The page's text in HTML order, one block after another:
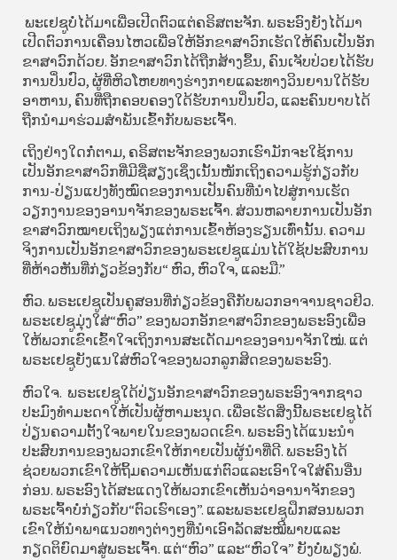
ພະເຢຊູບໍ່ໄດ້ມາເພື່ອເປີດຕົວແຕ່ຄຣິສຕະຈັກ. ພຣະອົງຍັງໄດ້ມາ
ເປີດຕົວການເຄື່ອນໄຫວເພື່ອໃຫ້ອັກຂາສາວົກເຮັດໃຫ້ຄົນເປັນອັກ
ຂາສາວົກດ້ວຍ. ອັກຂາສາວົກໄດ້ຖືກສ້າງຂຶ້ນ, ຄົນເຈັບປ່ວຍໄດ້ຮັບ
ການປິ່ນປົວ, ຜູ້ທີ່ຫິວໂຫຍທາງຮ່າງກາຍແລະທາງວິນຍານໃດ້ຮັບ
ອາຫານ, ຄົນທີ່ຖືກຄອບຄອງໃດ້ຮັບການປິ່ນປົວ, ແລະຄົນບາບໄດ້
ຖືກນຳມາຮ່ວມສຳພັນເຂົ້າກັບພຣະເຈົ້າ.
ເຖິງຢ່າງໃດກໍ່ຕາມ, ຄຣິສຕະຈັກຂອງພວກເຮົາມັກຈະໃຊ້ການ
ເປັນອັກຂາສາວົກທີ່ມີຊື່ສຽງເຊິ່ງເນັ້ນໜັກເຖິງຄວາມຮູ້ກ່ຽວກັບ
ການ-ປ່ຽນແປງທັງໝົດຂອງການເປັນຄົນທີ່ນຳໄປສູ່ການເຮັດ
ວຽກງານຂອງອານາຈັກຂອງພຣະເຈົ້າ. ສ່ວນຫລາຍການເປັນອັກ
ຂາສາວົກໝາຍເຖິງພຽງແຕ່ການເຂົ້າຫ້ອງຮຽນເທົ່ານັ້ນ. ຄວາມ
ຈິງການເປັນອັກຂາສາວົກຂອງພຣະເຢຊູແມ່ນໄດ້ໃຊ້ປະສົບການ
ທີ່ຫ້າວຫັນທີ່ກ່ຽວຂ້ອງກັບ“ ຫົວ, ຫົວໃຈ, ແລະມື.”
ຫົວ. ພຣະເຢຊູເປັນຄູສອນທີ່ກ່ຽວຂ້ອງຄືກັບພວກອາຈານຊາວຢິວ.
ພຣະເຢຊູມຸ່ງໃສ່“ຫົວ” ຂອງພວກອັກຂາສາວົກຂອງພຣະອົງເພື່ອ
ໃຫ້ພວກເຂົາເຂົ້າໃຈເຖິງການສະເດັດມາຂອງອານາຈັກໃໝ່. ແຕ່
ພຣະເຢຊູຍັງແນໃສ່ຫົວໃຈຂອງພວກລູກສິດຂອງພຣະອົງ.
ຫົວໃຈ. ພຣະເຢຊູໃດ້ປ່ຽນອັກຂາສາວົກຂອງພຣະອົງຈາກຊາວ
ປະມົງທຳມະດາໃຫ້ເປັນຜູ້ຫາມະນຸດ. ເພື່ອເຮັດສິ່ງນີ້ພຣະເຢຊູໄດ້
ປ່ຽນຄວາມຕັ້ງໃຈພາຍໃນຂອງພວດເຂົາ. ພຣະອົງໄດ້ແນະນຳ
ປະສົບການຂອງພວກເຂົາໃຫ້ກາຍເປັນຜູ້ນຳທີ່ດີ. ພຣະອົງໄດ້
ຊ່ວຍພວກເຂົາໃຫ້ຖິ້ມຄວາມເຫັນແກ່ຕົວແລະເອົາໃຈໃສ່ຄົນອື່ນ
ກ່ອນ. ພຣະອົງໄດ້ສະແດງໃຫ້ພວກເຂົາເຫັນວ່າອານາຈັກຂອງ
ພຣະເຈົ້າບໍ່ກ່ຽວກັບ“ຕົວເຮົາເອງ”. ແລະພຣະເຢຊູຝຶກສອນພວກ
ເຂົາໃຫ້ນຳພາແນວທາງຕ່າງໆທີ່ນຳເອົາລັດສະໝີພາບແລະ
ກຽດຕິຍົດມາສູ່ພຣະເຈົ້າ. ແຕ່“ຫົວ” ແລະ“ຫົວໃຈ” ຍັງບໍ່ພຽງພໍ.